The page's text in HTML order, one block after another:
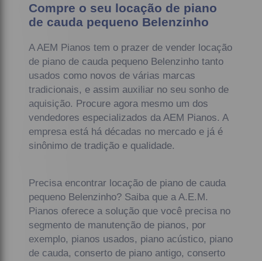
Compre o seu locação de piano
de cauda pequeno Belenzinho
A AEM Pianos tem o prazer de vender locação
de piano de cauda pequeno Belenzinho tanto
usados como novos de várias marcas
tradicionais, e assim auxiliar no seu sonho de
aquisição. Procure agora mesmo um dos
vendedores especializados da AEM Pianos. A
empresa está há décadas no mercado e já é
sinônimo de tradição e qualidade.
Precisa encontrar locação de piano de cauda
pequeno Belenzinho? Saiba que a A.E.M.
Pianos oferece a solução que você precisa no
segmento de manutenção de pianos, por
exemplo, pianos usados, piano acústico, piano
de cauda, conserto de piano antigo, conserto